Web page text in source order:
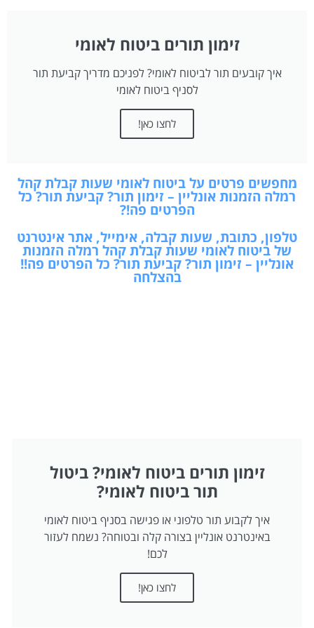
זימון תורים ביטוח לאומי
איך קובעים תור לביטוח לאומי? לפניכם מדריך קביעת תור
לסניף ביטוח לאומי
לחצו כאן!
מחפשים פרטים על ביטוח לאומי שעות קבלת קהל
רמלה הזמנות אונליין – זימון תור? קביעת תור? כל
הפרטים פה!?
טלפון, כתובת, שעות קבלה, אימייל, אתר אינטרנט
של ביטוח לאומי שעות קבלת קהל רמלה הזמנות
אונליין – זימון תור? קביעת תור? כל הפרטים פה!!
בהצלחה
זימון תורים ביטוח לאומי? ביטול
תור ביטוח לאומי?
איך לקבוע תור טלפוני או פגישה בסניף ביטוח לאומי
באינטרנט אונליין בצורה קלה ובטוחה? נשמח לעזור
לכם!
לחצו כאן!